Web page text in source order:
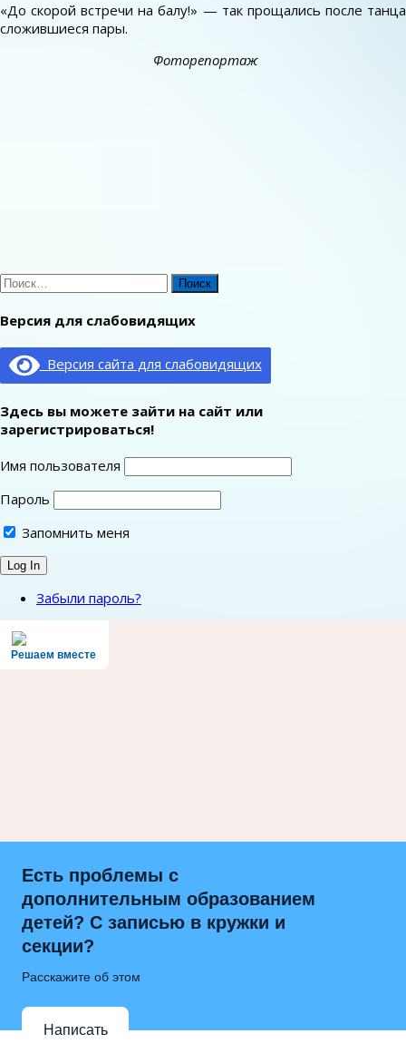
«До скорой встречи на балу!» — так прощались после танца
сложившиеся пары.
Фоторепортаж
Найти:
Версия для слабовидящих
Версия сайта для слабовидящих
Здесь вы можете зайти на сайт или
зарегистрироваться!
Имя пользователя
Пароль
Запомнить меня
Забыли пароль?
Решаем вместе
Есть проблемы с
дополнительным образованием
детей? С записью в кружки и
секции?
Расскажите об этом
Написать